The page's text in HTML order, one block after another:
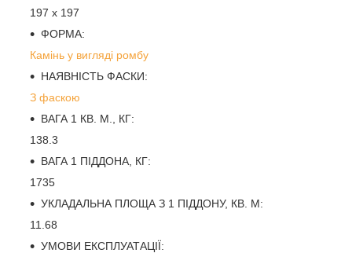
197 х 197
ФОРМА:
Камінь у вигляді ромбу
НАЯВНІСТЬ ФАСКИ:
З фаскою
ВАГА 1 КВ. М., КГ:
138.3
ВАГА 1 ПІДДОНА, КГ:
1735
УКЛАДАЛЬНА ПЛОЩА З 1 ПІДДОНУ, КВ. М:
11.68
УМОВИ ЕКСПЛУАТАЦІЇ: